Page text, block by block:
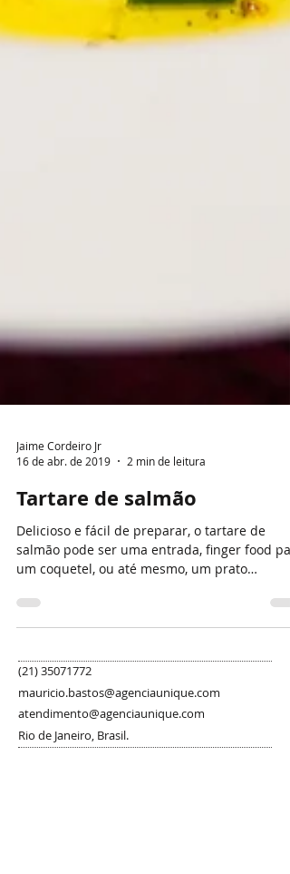
Jaime Cordeiro Jr
16 de abr. de 2019
2 min de leitura
Tartare de salmão
Delicioso e fácil de preparar, o tartare de
salmão pode ser uma entrada, finger food
principal!...
(21) 35071772
mauricio.bastos@agenciaunique.com